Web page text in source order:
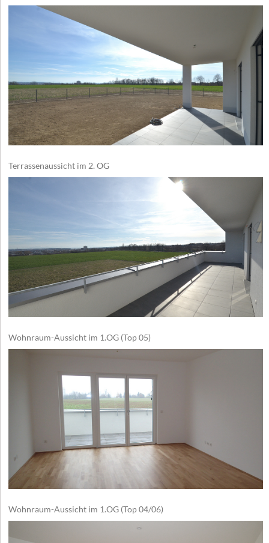
Terrassenaussicht im 2. OG
Wohnraum-Aussicht im 1.OG (Top 05)
Wohnraum-Aussicht im 1.OG (Top 04/06)